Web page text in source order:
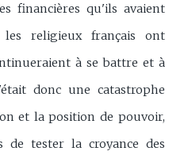
financières qu'ils avaient
les religieux français ont
à se battre et à
donc une catastrophe
et la position de pouvoir,
tester la croyance des